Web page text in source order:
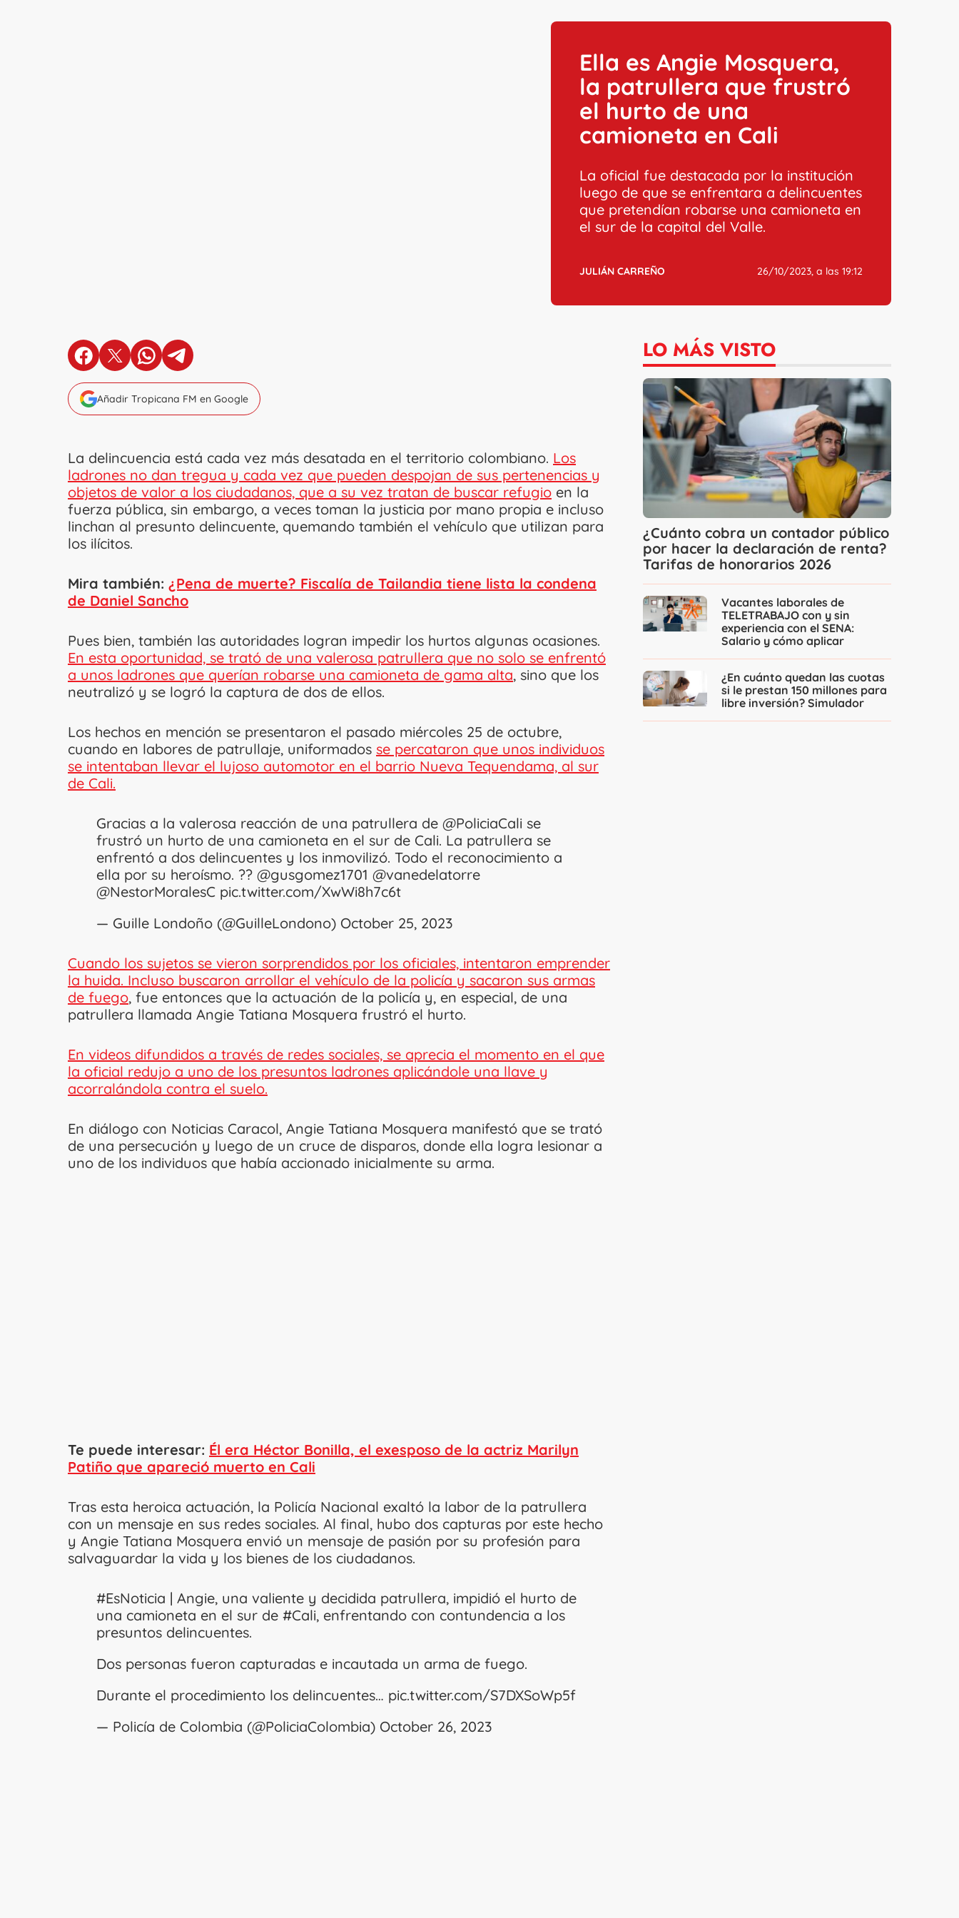
Ella es Angie Mosquera,
la patrullera que frustró
el hurto de una
camioneta en Cali
La oficial fue destacada por la institución
luego de que se enfrentara a delincuentes
que pretendían robarse una camioneta en
el sur de la capital del Valle.
JULIÁN CARREÑO 26/10/2023, a las 19:12
en Facebook
en X en Whatsapp
en Telegram
Añadir Tropicana FM en Google
La delincuencia está cada vez más desatada en el territorio colombiano. Los
ladrones no dan tregua y cada vez que pueden despojan de sus pertenencias y
objetos de valor a los ciudadanos, que a su vez tratan de buscar refugio en la
fuerza pública, sin embargo, a veces toman la justicia por mano propia e incluso
linchan al presunto delincuente, quemando también el vehículo que utilizan para
los ilícitos.
Mira también: ¿Pena de muerte? Fiscalía de Tailandia tiene lista la condena
de Daniel Sancho
Pues bien, también las autoridades logran impedir los hurtos algunas ocasiones.
En esta oportunidad, se trató de una valerosa patrullera que no solo se enfrentó
a unos ladrones que querían robarse una camioneta de gama alta, sino que los
neutralizó y se logró la captura de dos de ellos.
Los hechos en mención se presentaron el pasado miércoles 25 de octubre,
cuando en labores de patrullaje, uniformados se percataron que unos individuos
se intentaban llevar el lujoso automotor en el barrio Nueva Tequendama, al sur
de Cali.
Gracias a la valerosa reacción de una patrullera de @PoliciaCali se
frustró un hurto de una camioneta en el sur de Cali. La patrullera se
enfrentó a dos delincuentes y los inmovilizó. Todo el reconocimiento a
ella por su heroísmo. ?? @gusgomez1701 @vanedelatorre
@NestorMoralesC pic.twitter.com/XwWi8h7c6t
— Guille Londoño (@GuilleLondono) October 25, 2023
Cuando los sujetos se vieron sorprendidos por los oficiales, intentaron emprender
la huida. Incluso buscaron arrollar el vehículo de la policía y sacaron sus armas
de fuego, fue entonces que la actuación de la policía y, en especial, de una
patrullera llamada Angie Tatiana Mosquera frustró el hurto.
En videos difundidos a través de redes sociales, se aprecia el momento en el que
la oficial redujo a uno de los presuntos ladrones aplicándole una llave y
acorralándola contra el suelo.
En diálogo con Noticias Caracol, Angie Tatiana Mosquera manifestó que se trató
de una persecución y luego de un cruce de disparos, donde ella logra lesionar a
uno de los individuos que había accionado inicialmente su arma.
Te puede interesar: Él era Héctor Bonilla, el exesposo de la actriz Marilyn
Patiño que apareció muerto en Cali
Tras esta heroica actuación, la Policía Nacional exaltó la labor de la patrullera
con un mensaje en sus redes sociales. Al final, hubo dos capturas por este hecho
y Angie Tatiana Mosquera envió un mensaje de pasión por su profesión para
salvaguardar la vida y los bienes de los ciudadanos.
#EsNoticia | Angie, una valiente y decidida patrullera, impidió el hurto de
una camioneta en el sur de #Cali, enfrentando con contundencia a los
presuntos delincuentes.
Dos personas fueron capturadas e incautada un arma de fuego.
Durante el procedimiento los delincuentes… pic.twitter.com/S7DXSoWp5f
— Policía de Colombia (@PoliciaColombia) October 26, 2023
LO MÁS VISTO
¿Cuánto cobra un contador público
por hacer la declaración de renta?
Tarifas de honorarios 2026
Vacantes laborales de
TELETRABAJO con y sin
experiencia con el SENA:
Salario y cómo aplicar
¿En cuánto quedan las cuotas
si le prestan 150 millones para
libre inversión? Simulador